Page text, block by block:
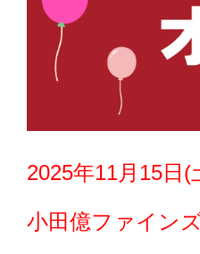
2025年11月15日
小田億ファイン